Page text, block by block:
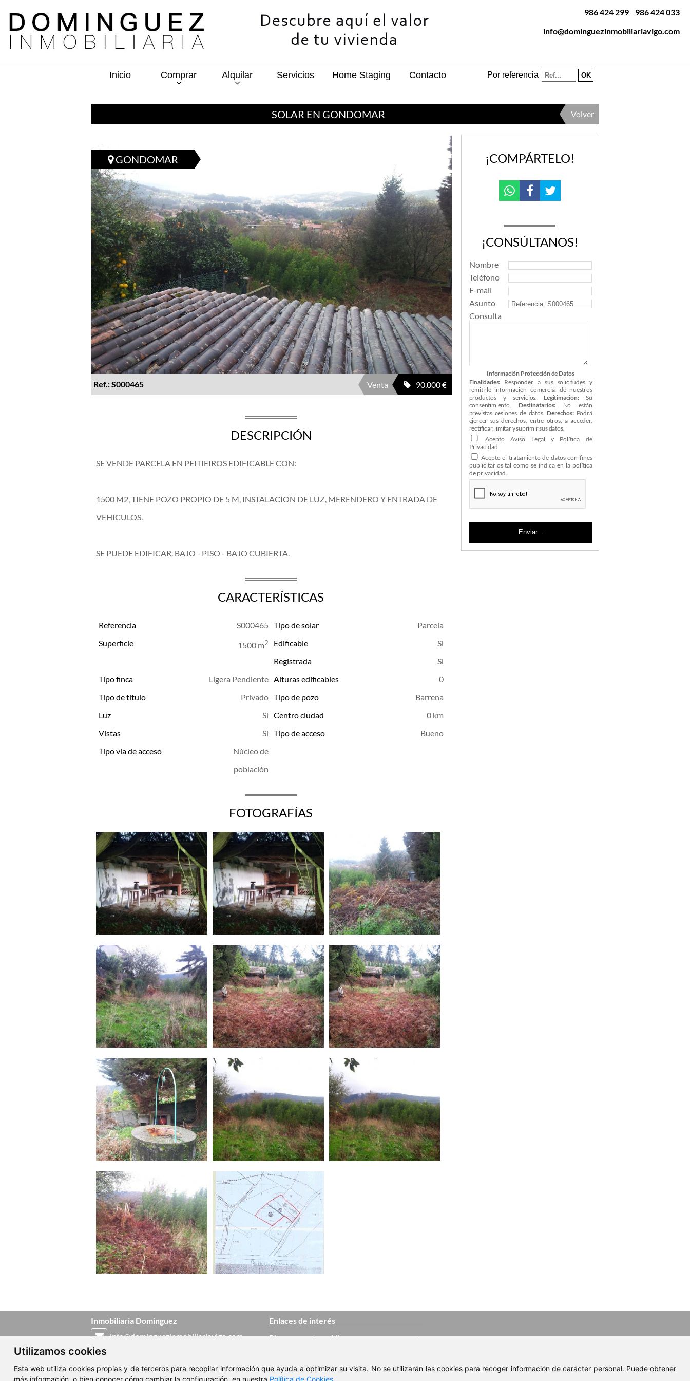
Utilizamos cookies
Esta web utiliza cookies propias y de terceros para recopilar información que ayuda a optimizar su visita. No se utilizarán las cookies para recoger información de carácter personal. Puede obtener
más información, o bien conocer cómo cambiar la configuración, en nuestra Política de Cookies.
986 424 299
986 424 033
info@dominguezinmobiliariavigo.com
Inicio Comprar Alquilar Servicios Home Staging Contacto Por referencia
SOLAR EN GONDOMAR Volver
GONDOMAR
Ref.: S000465 Venta 90.000 €
DESCRIPCIÓN
SE VENDE PARCELA EN PEITIEIROS EDIFICABLE CON:
1500 M2, TIENE POZO PROPIO DE 5 M, INSTALACION DE LUZ, MERENDERO Y ENTRADA DE
VEHICULOS.
SE PUEDE EDIFICAR. BAJO - PISO - BAJO CUBIERTA.
CARACTERÍSTICAS
Referencia S000465 Tipo de solar
Parcela
Superficie
1500 m2
Edificable
Registrada
Tipo finca
Ligera Pendiente Alturas edificables
0
Tipo de título
Privado Tipo de pozo
Barrena
Luz
Centro ciudad
0 km
Vistas
Tipo de acceso
Bueno
Tipo vía de acceso
Núcleo de
población
FOTOGRAFÍAS
¡COMPÁRTELO!
¡CONSÚLTANOS!
Nombre
Teléfono
E-mail
Asunto
Consulta
Información Protección de Datos
Finalidades: Responder a sus solicitudes y
remitirle información comercial de nuestros
productos y servicios. Legitimación:Su
consentimiento. Destinatarios: No están
previstas cesiones de datos. Derechos:Podrá
ejercer sus derechos, entre otros, a acceder,
rectificar, limitar y suprimir sus datos.
AceptoAviso Legal y Política de
Privacidad
Acepto el tratamiento de datos con fines
publicitarios tal como se indica en la política
de privacidad.
Inmobiliaria Dominguez
info@dominguezinmobiliariavigo.com
Calle Urzáiz, 77 - Entresuelo, Vigo
Enlaces de interés
Pisos en venta en Vigo